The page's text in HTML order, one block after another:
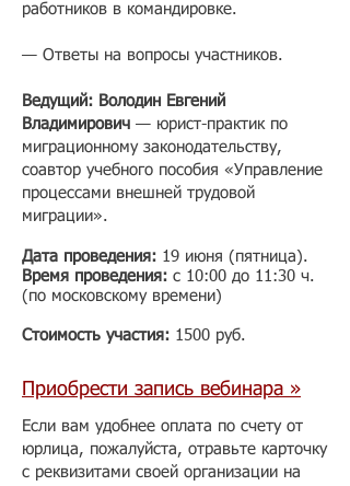
работников в командировке.
— Ответы на вопросы участников.
Ведущий: Володин Евгений
Владимирович — юрист-практик по
миграционному законодательству,
соавтор учебного пособия «Управление
процессами внешней трудовой
миграции».
Дата проведения: 19 июня (пятница).
Время проведения: с 10:00 до 11:30 ч.
(по московскому времени)
Стоимость участия: 1500 руб.​
Приобрести запись вебинара »
Если вам удобнее оплата по счету от
юрлица, пожалуйста, отравьте карточку
с реквизитами своей организации на